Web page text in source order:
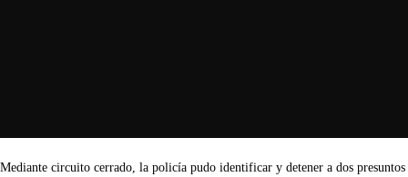
Mediante circuito cerrado, la policía pudo identificar y detener a dos presuntos